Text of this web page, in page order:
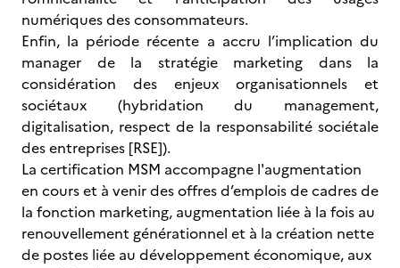
numériques des consommateurs.
Enfin, la période récente a accru l’implication du
manager de la stratégie marketing dans la
considération des enjeux organisationnels et
sociétaux (hybridation du management,
digitalisation, respect de la responsabilité sociétale
des entreprises [RSE]).
La certification MSM accompagne l'augmentation
en cours et à venir des offres d’emplois de cadres de
la fonction marketing, augmentation liée à la fois au
renouvellement générationnel et à la création nette
de postes liée au développement économique, aux